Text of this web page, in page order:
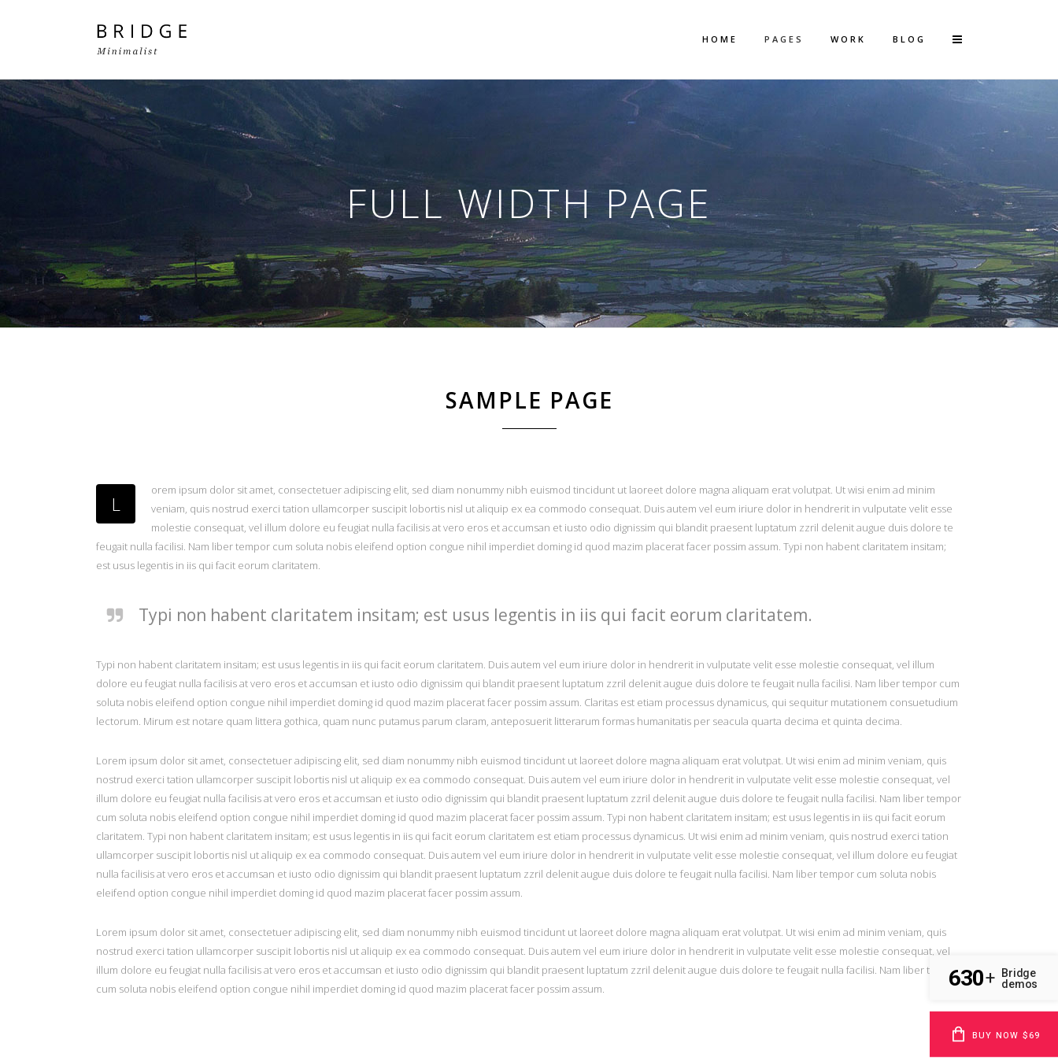
HOME PAGES WORK
Two Columns Grid
Five Columns Wide
Six Columns Wide
Two Columns Grid
Three Columns Grid
Four Columns Grid
Four Columns Wide
Five Columns Wide
Six Columns Wide
Four Columns Grid
Four Columns Wide
Five Columns Wide
Six Columns Wide
Big Slider Project
Gallery
Video (In Any Template)
BLOG
FULL WIDTH PAGE
SAMPLE PAGE
L
orem ipsum dolor sit amet, consectetuer adipiscing elit, sed diam nonummy nibh euismod tincidunt ut laoreet dolore magna aliquam erat volutpat. Ut wisi enim ad minim
veniam, quis nostrud exerci tation ullamcorper suscipit lobortis nisl ut aliquip ex ea commodo consequat. Duis autem vel eum iriure dolor in hendrerit in vulputate velit esse
molestie consequat, vel illum dolore eu feugiat nulla facilisis at vero eros et accumsan et iusto odio dignissim qui blandit praesent luptatum zzril delenit augue duis dolore te
feugait nulla facilisi. Nam liber tempor cum soluta nobis eleifend option congue nihil imperdiet doming id quod mazim placerat facer possim assum. Typi non habent claritatem insitam;
est usus legentis in iis qui facit eorum claritatem.
Typi non habent claritatem insitam; est usus legentis in iis qui facit eorum claritatem.
Typi non habent claritatem insitam; est usus legentis in iis qui facit eorum claritatem. Duis autem vel eum iriure dolor in hendrerit in vulputate velit esse molestie consequat, vel illum
dolore eu feugiat nulla facilisis at vero eros et accumsan et iusto odio dignissim qui blandit praesent luptatum zzril delenit augue duis dolore te feugait nulla facilisi. Nam liber tempor cum
soluta nobis eleifend option congue nihil imperdiet doming id quod mazim placerat facer possim assum. Claritas est etiam processus dynamicus, qui sequitur mutationem consuetudium
lectorum. Mirum est notare quam littera gothica, quam nunc putamus parum claram, anteposuerit litterarum formas humanitatis per seacula quarta decima et quinta decima.
Lorem ipsum dolor sit amet, consectetuer adipiscing elit, sed diam nonummy nibh euismod tincidunt ut laoreet dolore magna aliquam erat volutpat. Ut wisi enim ad minim veniam, quis
nostrud exerci tation ullamcorper suscipit lobortis nisl ut aliquip ex ea commodo consequat. Duis autem vel eum iriure dolor in hendrerit in vulputate velit esse molestie consequat, vel
illum dolore eu feugiat nulla facilisis at vero eros et accumsan et iusto odio dignissim qui blandit praesent luptatum zzril delenit augue duis dolore te feugait nulla facilisi. Nam liber tempor
cum soluta nobis eleifend option congue nihil imperdiet doming id quod mazim placerat facer possim assum. Typi non habent claritatem insitam; est usus legentis in iis qui facit eorum
claritatem. Typi non habent claritatem insitam; est usus legentis in iis qui facit eorum claritatem est etiam processus dynamicus. Ut wisi enim ad minim veniam, quis nostrud exerci tation
ullamcorper suscipit lobortis nisl ut aliquip ex ea commodo consequat. Duis autem vel eum iriure dolor in hendrerit in vulputate velit esse molestie consequat, vel illum dolore eu feugiat
nulla facilisis at vero eros et accumsan et iusto odio dignissim qui blandit praesent luptatum zzril delenit augue duis dolore te feugait nulla facilisi. Nam liber tempor cum soluta nobis
eleifend option congue nihil imperdiet doming id quod mazim placerat facer possim assum.
Lorem ipsum dolor sit amet, consectetuer adipiscing elit, sed diam nonummy nibh euismod tincidunt ut laoreet dolore magna aliquam erat volutpat. Ut wisi enim ad minim veniam, quis
nostrud exerci tation ullamcorper suscipit lobortis nisl ut aliquip ex ea commodo consequat. Duis autem vel eum iriure dolor in hendrerit in vulputate velit esse molestie consequat, vel
illum dolore eu feugiat nulla facilisis at vero eros et accumsan et iusto odio dignissim qui blandit praesent luptatum zzril delenit augue duis dolore te feugait nulla facilisi. Nam liber tempor
cum soluta nobis eleifend option congue nihil imperdiet doming id quod mazim placerat facer possim assum.
630+
Bridge
demos
BUY NOW $69